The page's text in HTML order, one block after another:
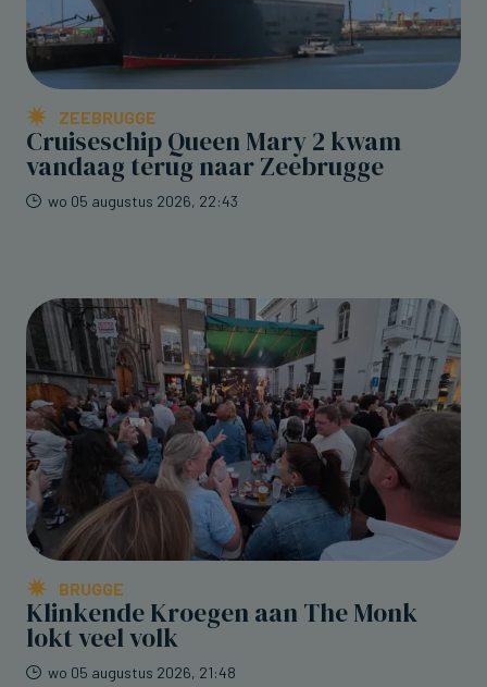
ZEEBRUGGE
Cruiseschip Queen Mary 2 kwam
vandaag terug naar Zeebrugge
wo 05 augustus 2026, 22:43
BRUGGE
Klinkende Kroegen aan The Monk
lokt veel volk
wo 05 augustus 2026, 21:48